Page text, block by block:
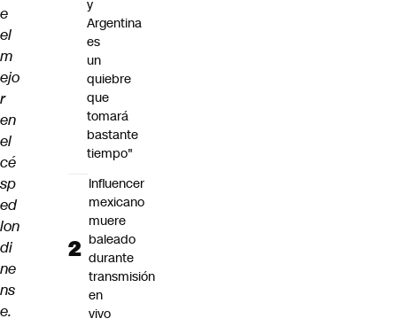
e
el
m
ejo
r
en
el
cé
sp
ed
lon
di
ne
ns
e.
y
Argentina
es
un
quiebre
que
tomará
bastante
tiempo"
Influencer
mexicano
muere
baleado
durante
transmisión
en
vivo